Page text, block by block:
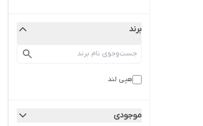
برند
هپی لند
موجودی